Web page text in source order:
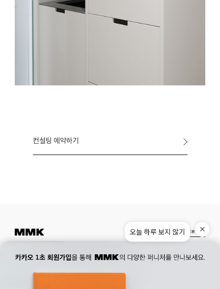
컨설팅 예약하기
Museum. 02. 777. 5887 Office.02. 777. 5778
177, Duteopbawi-ro, Yongsan-gu, Seoul, Korea
Official : hello@mmk-seoul.com
Instagram Pinterest
오늘 하루 보지 않기